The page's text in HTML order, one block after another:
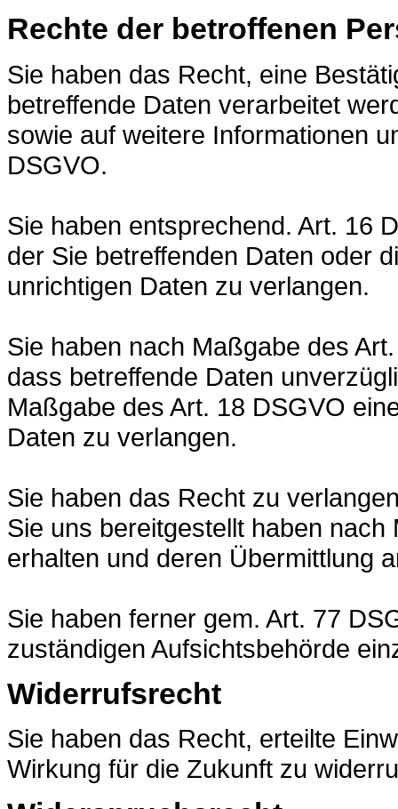
Rechte der betroffenen
Sie haben das Recht, eine
betreffende Daten verarbeitet
sowie auf weitere Informationen
DSGVO.
Sie haben entsprechend. Art. 16
der Sie betreffenden Daten oder
unrichtigen Daten zu verlangen.
Sie haben nach Maßgabe des
dass betreffende Daten
Maßgabe des Art. 18 DSGVO
Daten zu verlangen.
Sie haben das Recht zu
Sie uns bereitgestellt haben
erhalten und deren Übermittlung
Sie haben ferner gem. Art. 77
zuständigen Aufsichtsbehörde
Widerrufsrecht
Sie haben das Recht, erteilte
Wirkung für die Zukunft zu